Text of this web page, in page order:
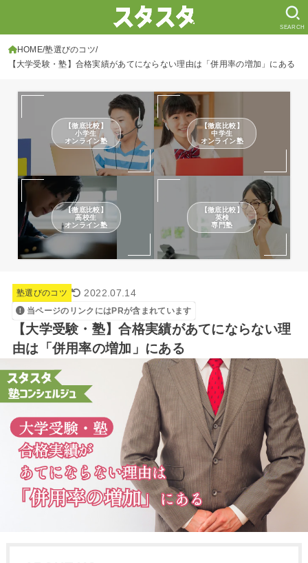
SEARCH
HOME 塾選びのコツ
【大学受験・塾】合格実績があてにならない理由は「併用率の増加」にある
【徹底比較】
小学生
オンライン塾
【徹底比較】
中学生
オンライン塾
【徹底比較】
高校生
オンライン塾
【徹底比較】
英検
専門塾
塾選びのコツ 2022.07.14
当ページのリンクにはPRが含まれています
【大学受験・塾】合格実績があてにならない理
由は「併用率の増加」にある